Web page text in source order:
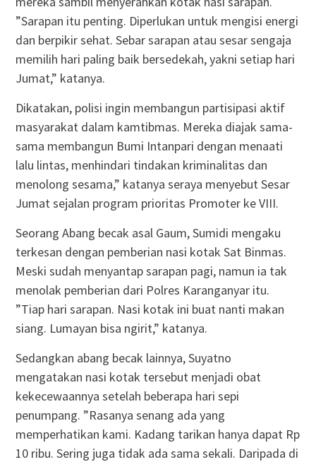
”Sarapan itu penting. Diperlukan untuk mengisi energi
dan berpikir sehat. Sebar sarapan atau sesar sengaja
memilih hari paling baik bersedekah, yakni setiap hari
Jumat,” katanya.
Dikatakan, polisi ingin membangun partisipasi aktif
masyarakat dalam kamtibmas. Mereka diajak sama-
sama membangun Bumi Intanpari dengan menaati
lalu lintas, menhindari tindakan kriminalitas dan
menolong sesama,” katanya seraya menyebut Sesar
Jumat sejalan program prioritas Promoter ke VIII.
Seorang Abang becak asal Gaum, Sumidi mengaku
terkesan dengan pemberian nasi kotak Sat Binmas.
Meski sudah menyantap sarapan pagi, namun ia tak
menolak pemberian dari Polres Karanganyar itu.
”Tiap hari sarapan. Nasi kotak ini buat nanti makan
siang. Lumayan bisa ngirit,” katanya.
Sedangkan abang becak lainnya, Suyatno
mengatakan nasi kotak tersebut menjadi obat
kekecewaannya setelah beberapa hari sepi
penumpang. ”Rasanya senang ada yang
memperhatikan kami. Kadang tarikan hanya dapat Rp
10 ribu. Sering juga tidak ada sama sekali. Daripada di